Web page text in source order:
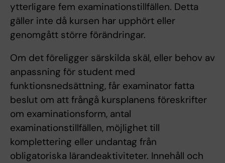
ytterligare fem examinationstillfällen. Detta
gäller inte då kursen har upphört eller
genomgått större förändringar.
Om det föreligger särskilda skäl, eller behov av
anpassning för student med
funktionsnedsättning, får examinator fatta
beslut om att frångå kursplanens föreskrifter
om examinationsform, antal
examinationstillfällen, möjlighet till
komplettering eller undantag från
obligatoriska lärandeaktiviteter. Innehåll och